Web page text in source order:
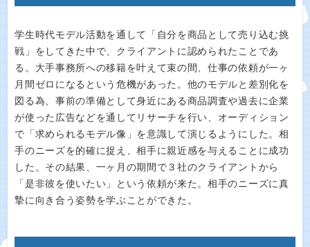
学生時代モデル活動を通して「自分を商品として売り込む挑
戦」をしてきた中で、クライアントに認められたことであ
る。大手事務所への移籍を叶えて束の間、仕事の依頼が一ヶ
月間ゼロになるという危機があった。他のモデルと差別化を
図る為、事前の準備として身近にある商品調査や過去に企業
が使った広告などを通してリサーチを行い、オーディション
で「求められるモデル像」を意識して演じるようにした。相
手のニーズを的確に捉え、相手に親近感を与えることに成功
した。その結果、一ヶ月の期間で３社のクライアントから
「是非彼を使いたい」という依頼が来た。相手のニーズに真
摯に向き合う姿勢を学ぶことができた。